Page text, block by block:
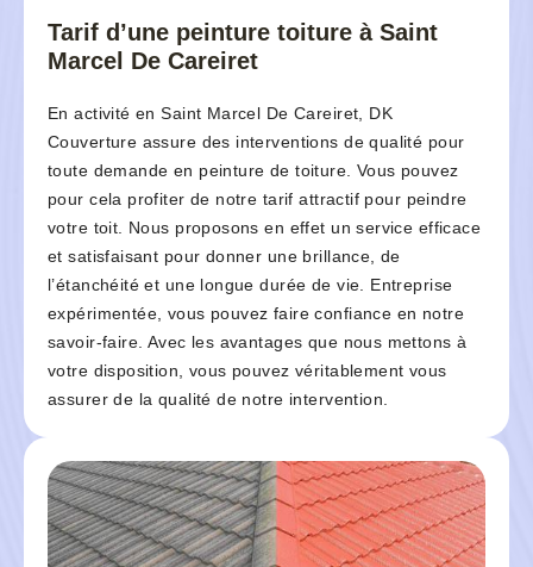
Tarif d’une peinture toiture à Saint
Marcel De Careiret
En activité en Saint Marcel De Careiret, DK
Couverture assure des interventions de qualité pour
toute demande en peinture de toiture. Vous pouvez
pour cela profiter de notre tarif attractif pour peindre
votre toit. Nous proposons en effet un service efficace
et satisfaisant pour donner une brillance, de
l’étanchéité et une longue durée de vie. Entreprise
expérimentée, vous pouvez faire confiance en notre
savoir-faire. Avec les avantages que nous mettons à
votre disposition, vous pouvez véritablement vous
assurer de la qualité de notre intervention.